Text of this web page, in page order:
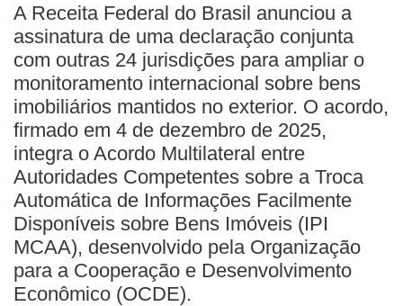
A Receita Federal do Brasil anunciou a
assinatura de uma declaração conjunta
com outras 24 jurisdições para ampliar o
monitoramento internacional sobre bens
imobiliários mantidos no exterior. O acordo,
firmado em 4 de dezembro de 2025,
integra o Acordo Multilateral entre
Autoridades Competentes sobre a Troca
Automática de Informações Facilmente
Disponíveis sobre Bens Imóveis (IPI
MCAA), desenvolvido pela Organização
para a Cooperação e Desenvolvimento
Econômico (OCDE).